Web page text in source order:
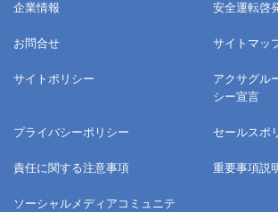
企業情報 安全運転啓
お問合せ サイトマッ
サイトポリシー
アクサグル
シー宣言
プライバシーポリシー セールスポ
責任に関する注意事項 重要事項説
ソーシャルメディアコミュニテ